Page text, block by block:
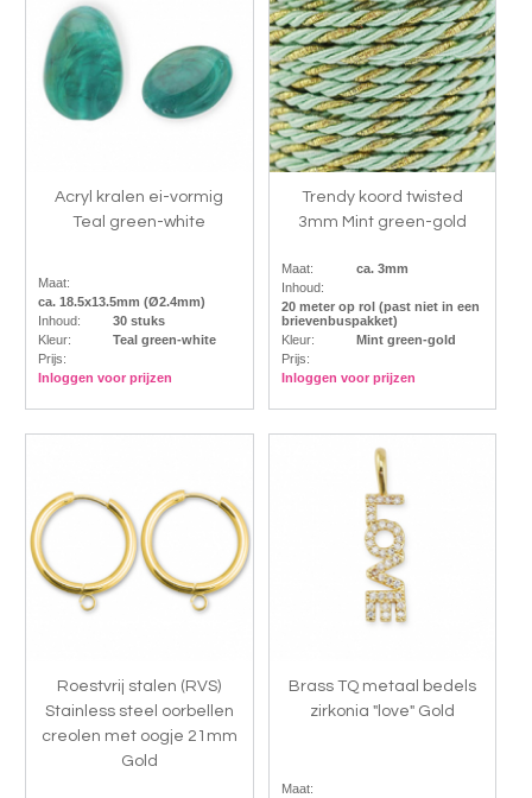
Acryl kralen ei-vormig
Teal green-white
Maat:
ca. 18.5x13.5mm (Ø2.4mm)
Inhoud:
30 stuks
Kleur:
Teal green-white
Prijs:
Inloggen voor prijzen
Trendy koord twisted
3mm Mint green-gold
Maat:
ca. 3mm
Inhoud:
20 meter op rol (past niet in een
brievenbuspakket)
Kleur:
Mint green-gold
Prijs:
Inloggen voor prijzen
Roestvrij stalen (RVS)
Stainless steel oorbellen
creolen met oogje 21mm
Gold
Brass TQ metaal bedels
zirkonia "love" Gold
Maat: